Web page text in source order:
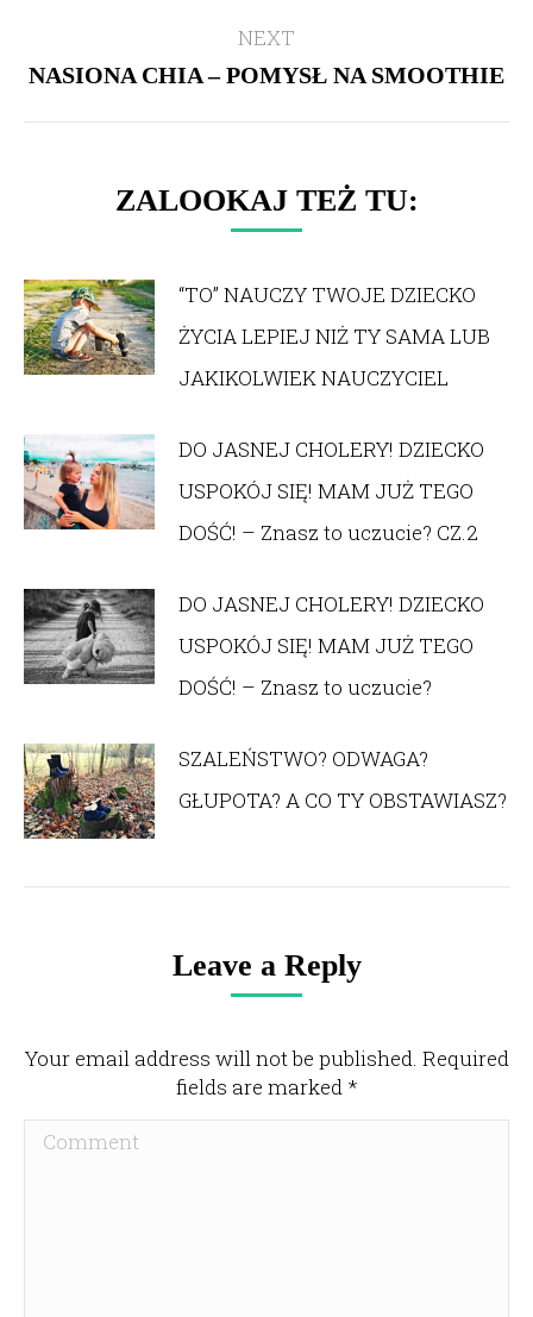
NEXT
Next
post:
NASIONA CHIA – POMYSŁ NA SMOOTHIE
ZALOOKAJ TEŻ TU:
“TO” NAUCZY TWOJE DZIECKO
ŻYCIA LEPIEJ NIŻ TY SAMA LUB
JAKIKOLWIEK NAUCZYCIEL
DO JASNEJ CHOLERY! DZIECKO
USPOKÓJ SIĘ! MAM JUŻ TEGO
DOŚĆ! – Znasz to uczucie? CZ.2
DO JASNEJ CHOLERY! DZIECKO
USPOKÓJ SIĘ! MAM JUŻ TEGO
DOŚĆ! – Znasz to uczucie?
SZALEŃSTWO? ODWAGA?
GŁUPOTA? A CO TY OBSTAWIASZ?
Leave a Reply
Your email address will not be published. Required
fields are marked *
Comment